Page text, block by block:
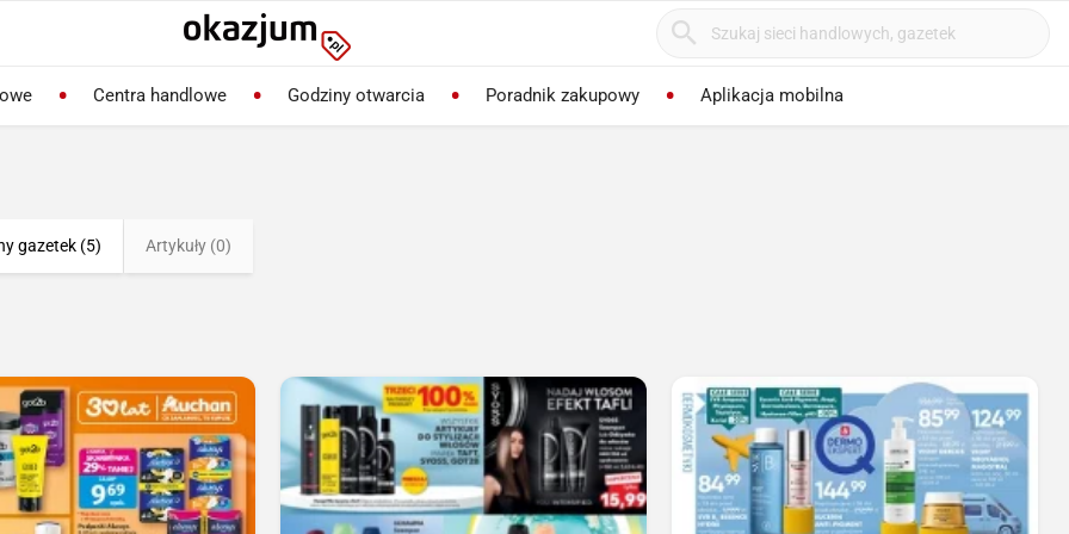
Centra handlowe Godziny otwarcia Poradnik zakupowy Aplikacja mobilna
gazetek (5) Artykuły (0)